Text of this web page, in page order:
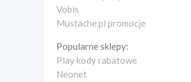
Vobis
Mustache.pl promocje
Popularne sklepy:
Play kody rabatowe
Neonet